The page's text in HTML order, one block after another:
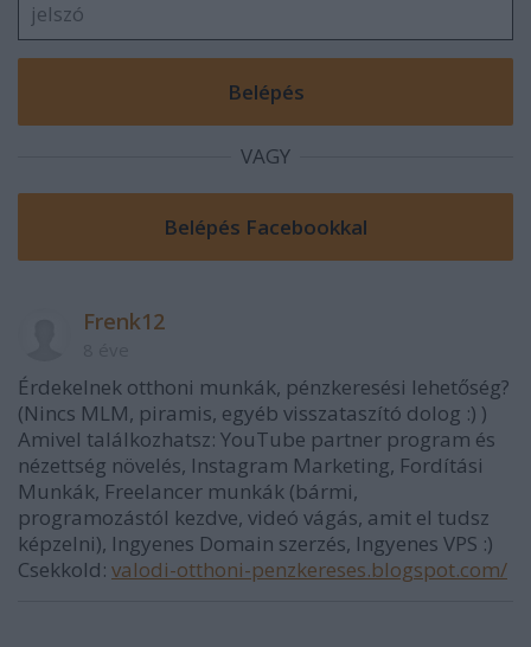
VAGY
Frenk12
Érdekelnek otthoni munkák, pénzkeresési lehetőség?
(Nincs MLM, piramis, egyéb visszataszító dolog :) )
Amivel találkozhatsz: YouTube partner program és
nézettség növelés, Instagram Marketing, Fordítási
Munkák, Freelancer munkák (bármi,
programozástól kezdve, videó vágás, amit el tudsz
képzelni), Ingyenes Domain szerzés, Ingyenes VPS :)
Csekkold: valodi-otthoni-penzkereses.blogspot.com/